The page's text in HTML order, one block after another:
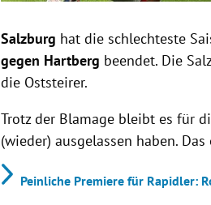
Salzburg hat die schlechteste
gegen Hartberg beendet. Die
die Oststeirer.
Trotz der Blamage bleibt es für
(wieder) ausgelassen haben.
Peinliche Premiere für Rapidler: